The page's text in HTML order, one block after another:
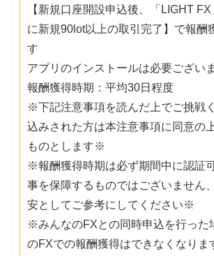
【新規口座開設申込後、「LIGHT
に新規90lot以上の取引完了】で報酬
す
アプリのインストールは必要ござい
報酬獲得時期：平均30日程度
※下記注意事項を読んだ上でご挑戦
込みされた方は本注意事項に同意の
ものとします※
※報酬獲得時期は必ず期間中に認証
事を保障するものではございません
安としてご参考にしてください※
※みんなのFXとの同時申込を行った
のFXでの報酬獲得はできなくなり